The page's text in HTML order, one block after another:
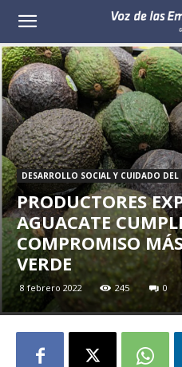
Voz
de
las
Empresas
DESARROLLO SOCIAL Y CUIDADO
PRODUCTORES
AGUACATE
COMPROMISO
VERDE
8 febrero 2022 245 0